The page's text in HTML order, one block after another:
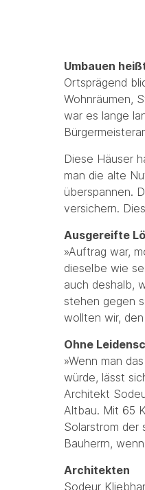
Umbauen
Ortsprägend
Wohnräumen,
war es lange
Diese Häuser
man die alte
überspannen.
versichern.
Ausgereifte
»Auftrag war,
dieselbe wie
auch deshalb,
stehen gegen
wollten wir,
Ohne
»Wenn man
würde, lässt
Architekt
Altbau. Mit 65
Solarstrom der
Bauherrn,
Architekten
Sodeur